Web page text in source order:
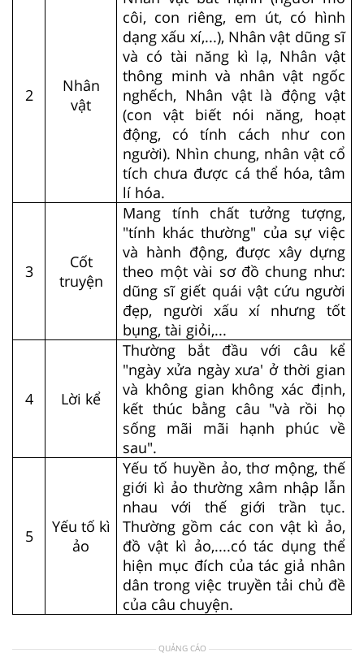
2
Nhân
vật
côi, con riêng, em út, có hình
dạng xấu xí,...), Nhân vật dũng sĩ
và có tài năng kì lạ, Nhân vật
thông minh và nhân vật ngốc
nghếch, Nhân vật là động vật
(con vật biết nói năng, hoạt
động, có tính cách như con
người). Nhìn chung, nhân vật cổ
tích chưa được cá thể hóa, tâm
lí hóa.
3
Cốt
truyện
Mang tính chất tưởng tượng,
"tính khác thường" của sự việc
và hành động, được xây dựng
theo một vài sơ đồ chung như:
dũng sĩ giết quái vật cứu người
đẹp, người xấu xí nhưng tốt
bụng, tài giỏi,...
4 Lời kể
Thường bắt đầu với câu kể
"ngày xửa ngày xưa' ở thời gian
và không gian không xác định,
kết thúc bằng câu "và rồi họ
sống mãi mãi hạnh phúc về
sau".
5
Yếu tố kì
ảo
Yếu tố huyền ảo, thơ mộng, thế
giới kì ảo thường xâm nhập lẫn
nhau với thế giới trần tục.
Thường gồm các con vật kì ảo,
đồ vật kì ảo,....có tác dụng thể
hiện mục đích của tác giả nhân
dân trong việc truyền tải chủ đề
của câu chuyện.
QUẢNG CÁO